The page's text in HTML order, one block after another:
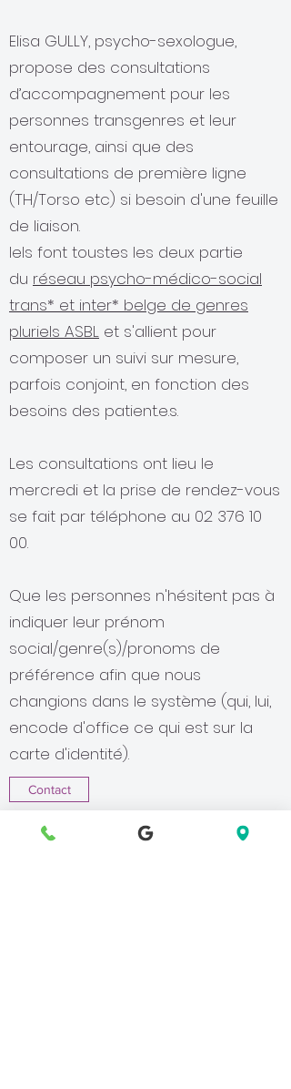
Elisa GULLY, psycho-sexologue,
propose des consultations
d’accompagnement pour les
personnes transgenres et leur
entourage, ainsi que des
consultations de première ligne
(TH/Torso etc) si besoin d'une feuille
de liaison.
Iels font toustes les deux partie
du réseau psycho-médico-social
trans* et inter* belge de genres
pluriels ASBL et s'allient pour
composer un suivi sur mesure,
parfois conjoint, en fonction des
besoins des patient.e.s.
Les consultations ont lieu le
mercredi et la prise de rendez-vous
se fait par téléphone au 02 376 10
00.
Que les personnes n'hésitent pas à
indiquer leur prénom
social/genre(s)/pronoms de
préférence afin que nous
changions dans le système (qui, lui,
encode d'office ce qui est sur la
carte d'identité).
Contact